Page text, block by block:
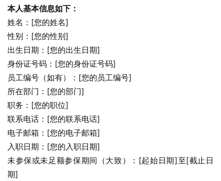
本人基本信息如下：
姓名：[您的姓名]
性别：[您的性别]
出生日期：[您的出生日期]
身份证号码：[您的身份证号码]
员工编号（如有）：[您的员工编号]
所在部门：[您的部门]
职务：[您的职位]
联系电话：[您的联系电话]
电子邮箱：[您的电子邮箱]
入职日期：[您的入职日期]
未参保或未足额参保期间（大致）：[起始日期]至[截止日
期]